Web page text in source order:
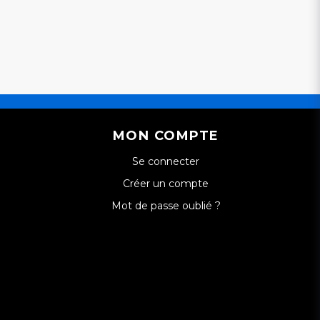
MON COMPTE
Se connecter
Créer un compte
Mot de passe oublié ?